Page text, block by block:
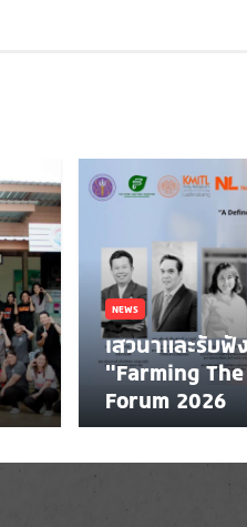
NEWS
เสวนาและรับ
"Farming
Forum 2026